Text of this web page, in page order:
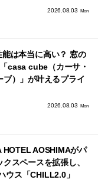
2026.08.03 Mon
能は本当に高い？ 窓の
casa cube（カーサ・
ブ）」が叶えるプライ
2026.08.03 Mon
HOTEL AOSHIMAがパ
クスペースを拡張し、
ウス「CHILL2.0」